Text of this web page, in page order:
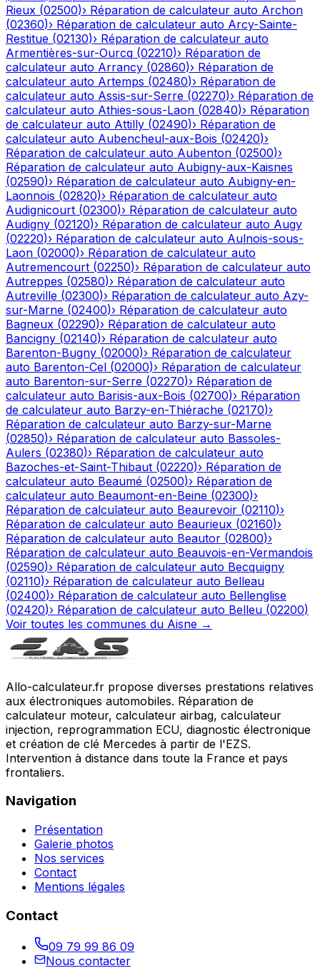
Rieux (02500)› Réparation de calculateur auto Archon
(02360)› Réparation de calculateur auto Arcy-Sainte-
Restitue (02130)› Réparation de calculateur auto
Armentières-sur-Ourcq (02210)› Réparation de
calculateur auto Arrancy (02860)› Réparation de
calculateur auto Artemps (02480)› Réparation de
calculateur auto Assis-sur-Serre (02270)› Réparation de
calculateur auto Athies-sous-Laon (02840)› Réparation
de calculateur auto Attilly (02490)› Réparation de
calculateur auto Aubencheul-aux-Bois (02420)›
Réparation de calculateur auto Aubenton (02500)›
Réparation de calculateur auto Aubigny-aux-Kaisnes
(02590)› Réparation de calculateur auto Aubigny-en-
Laonnois (02820)› Réparation de calculateur auto
Audignicourt (02300)› Réparation de calculateur auto
Audigny (02120)› Réparation de calculateur auto Augy
(02220)› Réparation de calculateur auto Aulnois-sous-
Laon (02000)› Réparation de calculateur auto
Autremencourt (02250)› Réparation de calculateur auto
Autreppes (02580)› Réparation de calculateur auto
Autreville (02300)› Réparation de calculateur auto Azy-
sur-Marne (02400)› Réparation de calculateur auto
Bagneux (02290)› Réparation de calculateur auto
Bancigny (02140)› Réparation de calculateur auto
Barenton-Bugny (02000)› Réparation de calculateur
auto Barenton-Cel (02000)› Réparation de calculateur
auto Barenton-sur-Serre (02270)› Réparation de
calculateur auto Barisis-aux-Bois (02700)› Réparation
de calculateur auto Barzy-en-Thiérache (02170)›
Réparation de calculateur auto Barzy-sur-Marne
(02850)› Réparation de calculateur auto Bassoles-
Aulers (02380)› Réparation de calculateur auto
Bazoches-et-Saint-Thibaut (02220)› Réparation de
calculateur auto Beaumé (02500)› Réparation de
calculateur auto Beaumont-en-Beine (02300)›
Réparation de calculateur auto Beaurevoir (02110)›
Réparation de calculateur auto Beaurieux (02160)›
Réparation de calculateur auto Beautor (02800)›
Réparation de calculateur auto Beauvois-en-Vermandois
(02590)› Réparation de calculateur auto Becquigny
(02110)› Réparation de calculateur auto Belleau
(02400)› Réparation de calculateur auto Bellenglise
(02420)› Réparation de calculateur auto Belleu (02200)
Voir toutes les communes du Aisne →
Allo-calculateur.fr propose diverses prestations relatives
aux électroniques automobiles. Réparation de
calculateur moteur, calculateur airbag, calculateur
injection, reprogrammation ECU, diagnostic électronique
et création de clé Mercedes à partir de l'EZS.
Intervention à distance dans toute la France et pays
frontaliers.
Navigation
Présentation
Galerie photos
Nos services
Contact
Mentions légales
Contact
09 79 99 86 09
Nous contacter